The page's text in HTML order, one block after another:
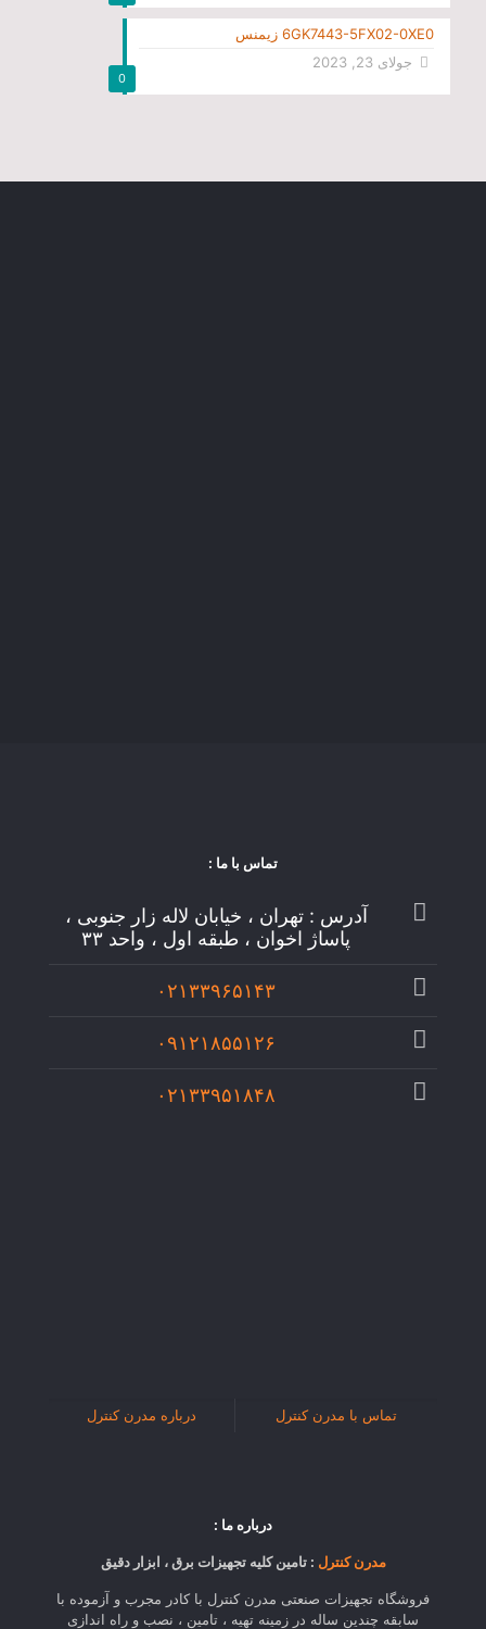
0
6GK7443-5FX02-0XE0 زیمنس
جولای 23, 2023
تماس با ما :
آدرس : تهران ، خیابان لاله زار جنوبی ،
پاساژ اخوان ، طبقه اول ، واحد ۳۳
۰۲۱۳۳۹۶۵۱۴۳
۰۹۱۲۱۸۵۵۱۲۶
۰۲۱۳۳۹۵۱۸۴۸
تماس با مدرن کنترل درباره مدرن کنترل
درباره ما :
مدرن کنترل : تامین کلیه تجهیزات برق ، ابزار دقیق
فروشگاه تجهیزات صنعتی مدرن کنترل با کادر مجرب و آزموده با
سابقه چندین ساله در زمینه تهیه ، تامین ، نصب و راه اندازی